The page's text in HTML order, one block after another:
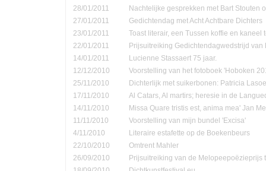
28/01/2011
Nachtelijke gesprekken met Bart Stouten
27/01/2011
Gedichtendag met Acht Achtbare Dichters
23/01/2011
Toast literair, een Tussen koffie en kaneel
22/01/2011
Prijsuitreiking Gedichtendagwedstrijd van
14/01/2011
Lucienne Stassaert 75 jaar.
12/12/2010
Voorstelling van het fotoboek 'Hoboken
25/11/2010
Dichterlijk met suikerbonen: Patricia
17/11/2010
Al Catars, Al martirs; heresie in de
14/11/2010
Missa Quare tristis est, anima mea' Jan
11/11/2010
Voorstelling van mijn bundel 'Excisa'
4/11/2010
Literaire estafette op de Boekenbeurs
22/10/2010
Omtrent Mahler
26/09/2010
Prijsuitreiking van de Melopeepoëzieprijs